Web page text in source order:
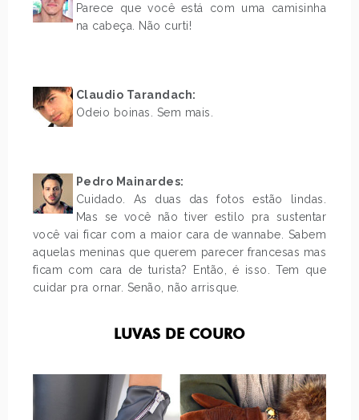
Parece que você está com uma camisinha
na cabeça. Não curti!
Claudio Tarandach:
Odeio boinas. Sem mais.
Pedro Mainardes:
Cuidado. As duas das fotos estão lindas.
Mas se você não tiver estilo pra sustentar
você vai ficar com a maior cara de wannabe. Sabem
aquelas meninas que querem parecer francesas mas
ficam com cara de turista? Então, é isso. Tem que
cuidar pra ornar. Senão, não arrisque.
LUVAS DE COURO